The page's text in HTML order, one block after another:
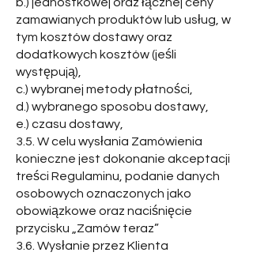
zamawianych produktów lub usług, w
tym kosztów dostawy oraz
dodatkowych kosztów (jeśli
występują),
c.) wybranej metody płatności,
d.) wybranego sposobu dostawy,
e.) czasu dostawy,
3.5. W celu wysłania Zamówienia
konieczne jest dokonanie akceptacji
treści Regulaminu, podanie danych
osobowych oznaczonych jako
obowiązkowe oraz naciśnięcie
przycisku „Zamów teraz”
3.6. Wysłanie przez Klienta